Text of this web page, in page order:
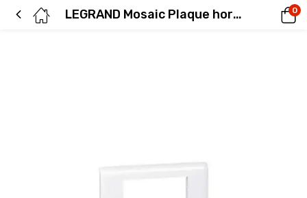
LEGRAND Mosaic Plaque horizontale 4 modules blanc – 078814 0